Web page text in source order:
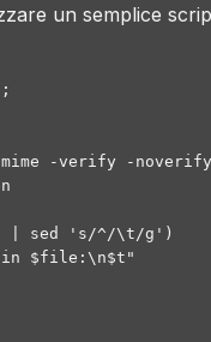
un semplice
-verify -
| sed 's/^/\t/g')
$file:\n$t"